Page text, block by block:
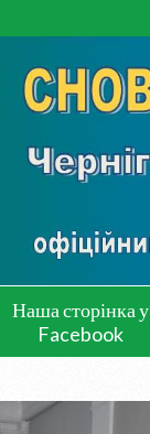
Наша сторінка у
Facebook